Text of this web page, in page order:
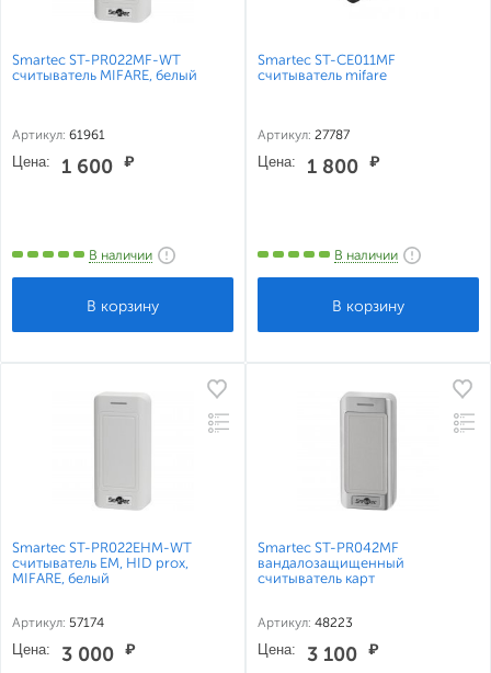
Smartec ST-PR022MF-WT
считыватель MIFARE, белый
Артикул: 61961
Цена: 1 600 ₽
В наличии
Smartec ST-CE011MF
считыватель mifare
Артикул: 27787
Цена: 1 800 ₽
В наличии
Smartec ST-PR022EHM-WT
считыватель EM, HID prox,
MIFARE, белый
Артикул: 57174
Цена: 3 000 ₽
Smartec ST-PR042MF
вандалозащищенный
считыватель карт
Артикул: 48223
Цена: 3 100 ₽